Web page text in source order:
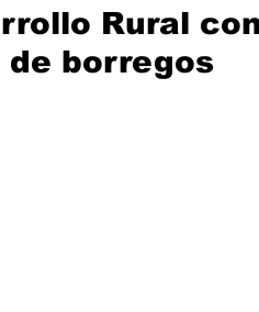
Rural
borregos